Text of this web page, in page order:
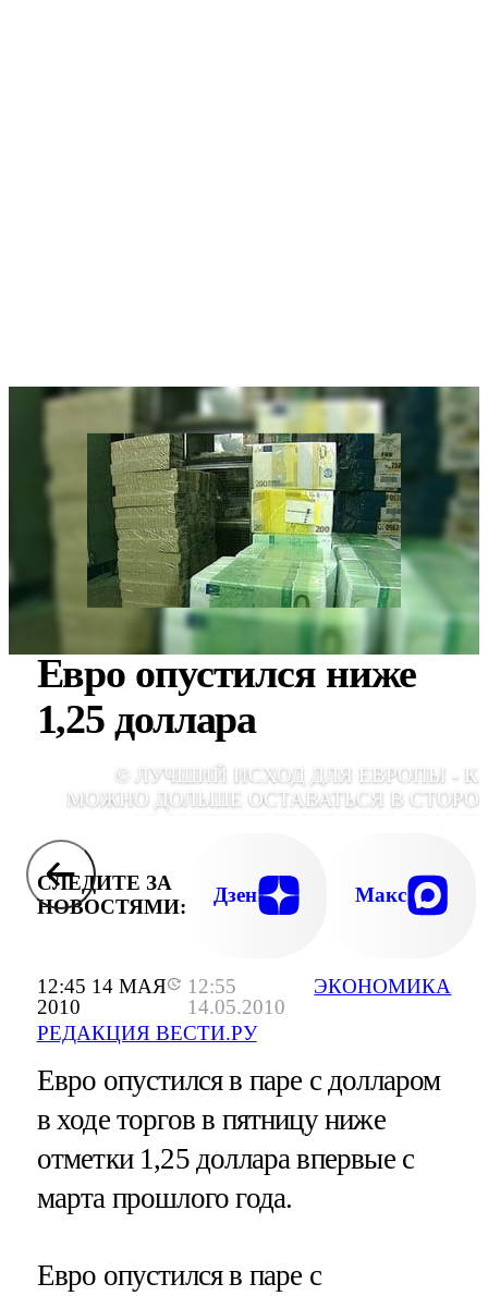
12:45 14 МАЯ
2010
12:55
14.05.2010
РЕДАКЦИЯ ВЕСТИ.РУ
ЭКОНОМИКА
Евро опустился ниже
1,25 доллара
© ЛУЧШИЙ ИСХОД ДЛЯ ЕВРОПЫ -
МОЖНО ДОЛЬШЕ ОСТАВАТЬСЯ В
СЛЕДИТЕ ЗА
НОВОСТЯМИ:
Дзен Макс
Евро опустился в паре с долларом
в ходе торгов в пятницу ниже
отметки 1,25 доллара впервые с
марта прошлого года.
Евро опустился в паре с